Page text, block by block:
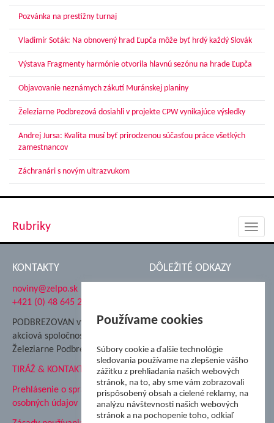
Pozvánka na prestížny turnaj
Vladimír Soták: Na obnovený hrad Ľupča môže byť hrdý každý Slovák
Výstava Fragmenty harmónie otvorila hlavnú sezónu na hrade Ľupča
Objavovanie neznámych zákutí Muránskej planiny
Železiarne Podbrezová dosiahli v projekte CPW vynikajúce výsledky
Andrej Jursa: Kvalita musí byť prirodzenou súčasťou práce všetkých
zamestnancov
Záchranári s novým ultrazvukom
Rubriky
KONTAKTY
noviny@zelpo.sk
+421 (0) 48 645 2711
PODBREZOVAN vydáva
akciová spoločnosť
Železiarne Podbrezová
TIRÁŽ & KONTAKT
Prehlásenie o spracovaní
osobných údajov
DÔLEŽITÉ ODKAZY
Nadácia Železiarne
ŽP Informatika s.r.o.
ŠK Železiarne Podbrezová
Tále a.s.
Používame cookies
Súbory cookie a ďalšie technológie
sledovania používame na zlepšenie vášho
zážitku z prehliadania našich webových
stránok, na to, aby sme vám zobrazovali
prispôsobený obsah a cielené reklamy, na
analýzu návštevnosti našich webových
stránok a na pochopenie toho, odkiaľ